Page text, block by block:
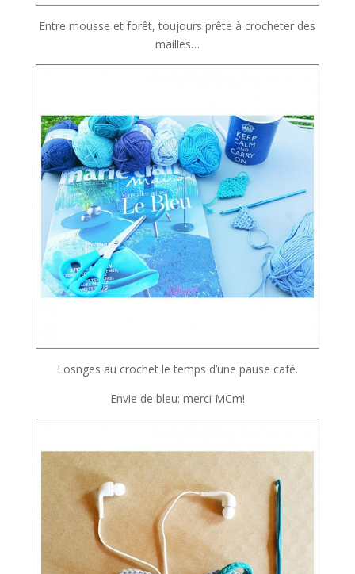
Entre mousse et forêt, toujours prête à crocheter des
mailles…
Losnges au crochet le temps d’une pause café.
Envie de bleu: merci MCm!